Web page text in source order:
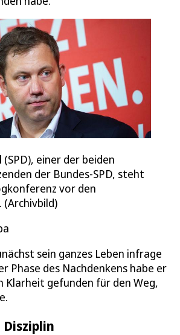
(SPD), einer der beiden
der Bundes-SPD, steht
vor den
(Archivbild)
sein ganzes Leben infrage
Phase des Nachdenkens habe er
Klarheit gefunden für den Weg,